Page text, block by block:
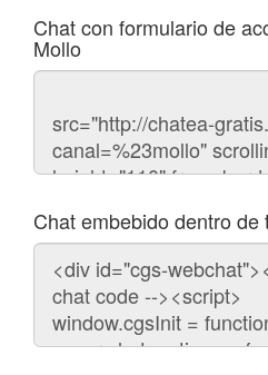
Chat con formulario de
Mollo
Código
chat
Chat embebido dentro de
Código
para
embeber
chat